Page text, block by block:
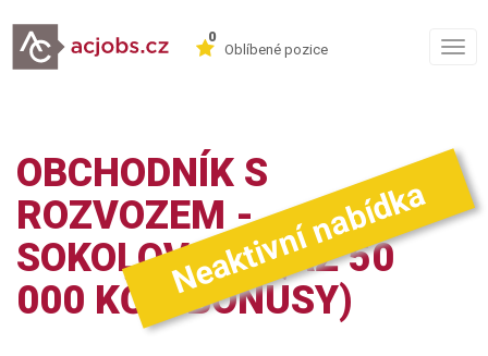
0
Oblíbené pozice
OBCHODNÍK S
ROZVOZEM -
SOKOLOVSKO (AŽ 50
000 KČ + BONUSY)
Neaktivní nabídka